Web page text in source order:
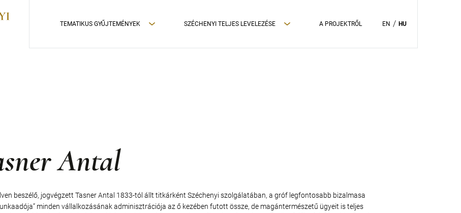
TEMATIKUS GYŰJTEMÉNYEK SZÉCHENYI TELJES LEVELEZÉSE A PROJEKTRŐL EN HU
Antal
beszélő, jogvégzett Tasner Antal 1833-tól állt titkárként Széchenyi szolgálatában, a gróf legfontosabb bizalmasa
minden vállalkozásának adminisztrációja az ő kezében futott össze, de magántermészetű ügyeit is teljes